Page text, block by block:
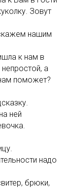
Зовут
нашим
к нам в
а
поможет?
ней
надо
брюки,